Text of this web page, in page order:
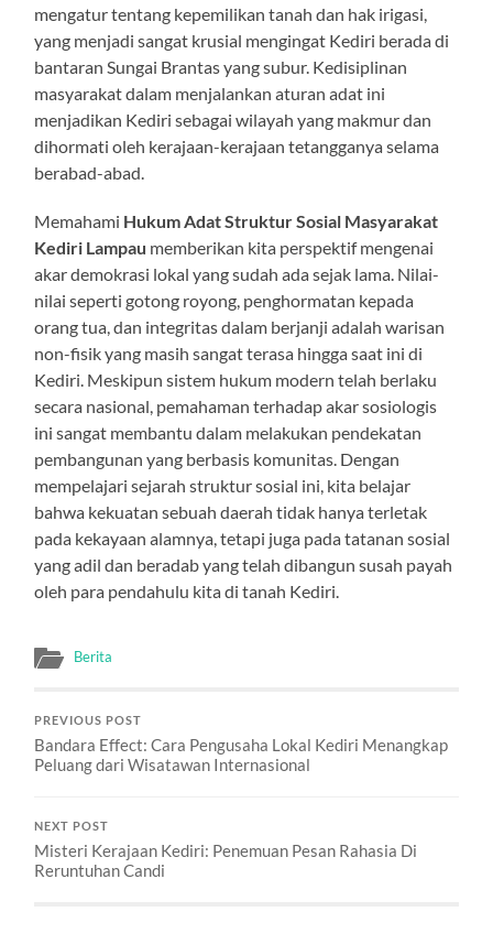
mengatur tentang kepemilikan tanah dan hak irigasi,
yang menjadi sangat krusial mengingat Kediri berada di
bantaran Sungai Brantas yang subur. Kedisiplinan
masyarakat dalam menjalankan aturan adat ini
menjadikan Kediri sebagai wilayah yang makmur dan
dihormati oleh kerajaan-kerajaan tetangganya selama
berabad-abad.
Memahami Hukum Adat Struktur Sosial Masyarakat
Kediri Lampau memberikan kita perspektif mengenai
akar demokrasi lokal yang sudah ada sejak lama. Nilai-
nilai seperti gotong royong, penghormatan kepada
orang tua, dan integritas dalam berjanji adalah warisan
non-fisik yang masih sangat terasa hingga saat ini di
Kediri. Meskipun sistem hukum modern telah berlaku
secara nasional, pemahaman terhadap akar sosiologis
ini sangat membantu dalam melakukan pendekatan
pembangunan yang berbasis komunitas. Dengan
mempelajari sejarah struktur sosial ini, kita belajar
bahwa kekuatan sebuah daerah tidak hanya terletak
pada kekayaan alamnya, tetapi juga pada tatanan sosial
yang adil dan beradab yang telah dibangun susah payah
oleh para pendahulu kita di tanah Kediri.
Berita
PREVIOUS POST
Bandara Effect: Cara Pengusaha Lokal Kediri Menangkap
Peluang dari Wisatawan Internasional
NEXT POST
Misteri Kerajaan Kediri: Penemuan Pesan Rahasia Di
Reruntuhan Candi